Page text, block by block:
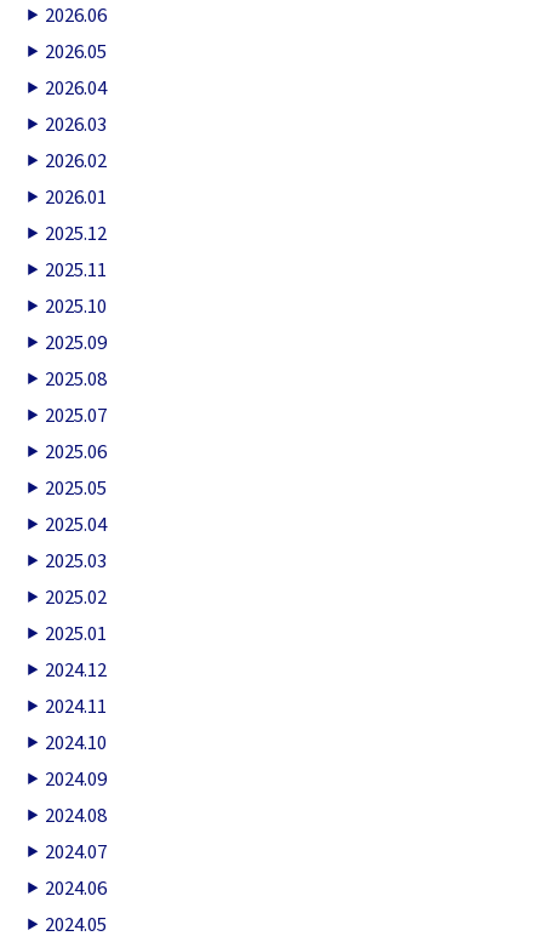
2026.06
2026.05
2026.04
2026.03
2026.02
2026.01
2025.12
2025.11
2025.10
2025.09
2025.08
2025.07
2025.06
2025.05
2025.04
2025.03
2025.02
2025.01
2024.12
2024.11
2024.10
2024.09
2024.08
2024.07
2024.06
2024.05